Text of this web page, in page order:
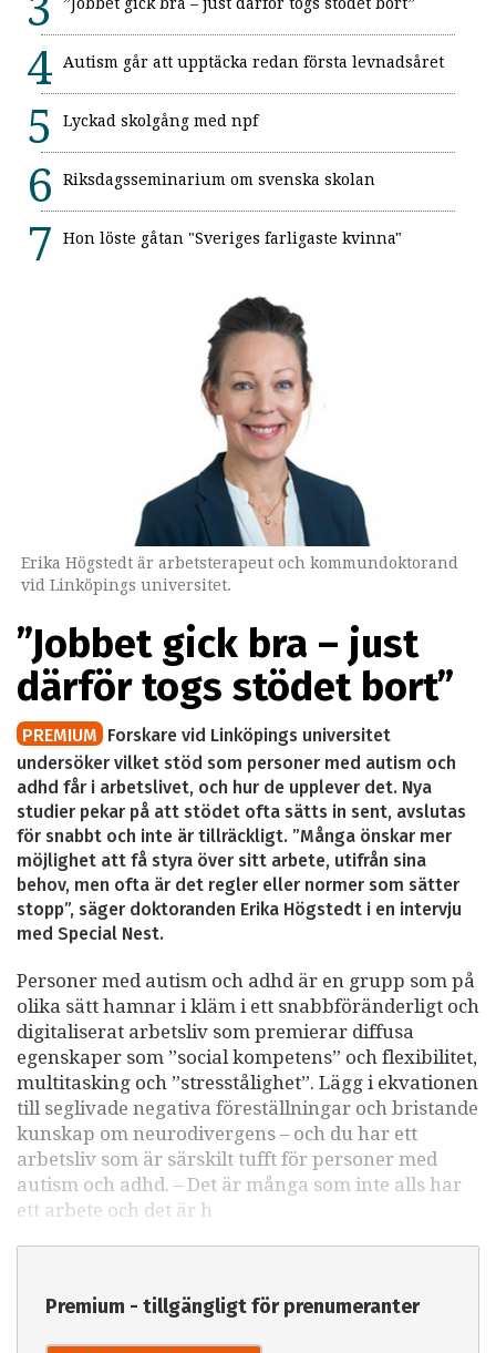
Autism går att upptäcka redan första levnadsåret
Lyckad skolgång med npf
Riksdagsseminarium om svenska skolan
Hon löste gåtan "Sveriges farligaste kvinna"
Erika Högstedt är arbetsterapeut och kommundoktorand
vid Linköpings universitet.
”Jobbet gick bra – just
därför togs stödet bort”
PREMIUM Forskare vid Linköpings universitet
undersöker vilket stöd som personer med autism och
adhd får i arbetslivet, och hur de upplever det. Nya
studier pekar på att stödet ofta sätts in sent, avslutas
för snabbt och inte är tillräckligt. ”Många önskar mer
möjlighet att få styra över sitt arbete, utifrån sina
behov, men ofta är det regler eller normer som sätter
stopp”, säger doktoranden Erika Högstedt i en intervju
med Special Nest.
Personer med autism och adhd är en grupp som på
olika sätt hamnar i kläm i ett snabbföränderligt och
digitaliserat arbetsliv som premierar diffusa
egenskaper som ”social kompetens” och flexibilitet,
multitasking och ”stresstålighet”. Lägg i ekvationen
till seglivade negativa föreställningar och bristande
kunskap om neurodivergens – och du har ett
arbetsliv som är särskilt tufft för personer med
autism och adhd. – Det är många som inte alls har
ett arbete och det är h
Premium - tillgängligt för prenumeranter